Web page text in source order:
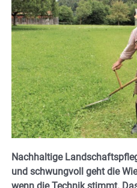
Nachhaltige
und schwungvoll geht die